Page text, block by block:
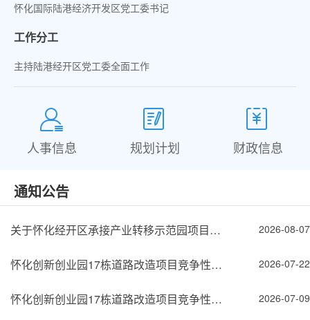
怀化国际陆港经济开发区党工委书记
工作分工
主持陆港经开区党工委全面工作
人事信息 规划计划 财政信息
通知公告
关于怀化经开区承接产业转移示范园项目设计、采购及施工总承包(EPC)一期北区造价咨询协... 2026-08-07
怀化创新创业园17栋道路改造项目竞争性磋商成交公告 2026-07-22
怀化创新创业园17栋道路改造项目竞争性磋商邀请公告 2026-07-09